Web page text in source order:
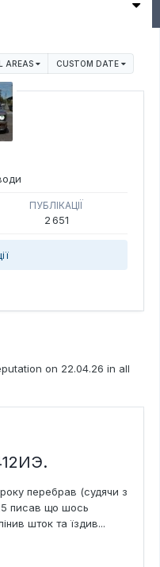
AREAS CUSTOM DATE
ПУБЛІКАЦІЇ
2 651
on 22.04.26 in all
перебрав (судячи з
писав що шось
шток та їздив...